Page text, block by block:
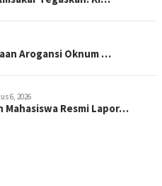
Arogansi Oknum …
6, 2026
Mahasiswa Resmi Lapor…